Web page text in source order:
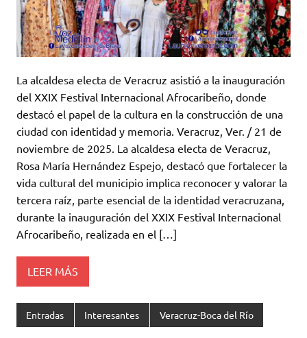
La alcaldesa electa de Veracruz asistió a la inauguración
del XXIX Festival Internacional Afrocaribeño, donde
destacó el papel de la cultura en la construcción de una
ciudad con identidad y memoria. Veracruz, Ver. / 21 de
noviembre de 2025. La alcaldesa electa de Veracruz,
Rosa María Hernández Espejo, destacó que fortalecer la
vida cultural del municipio implica reconocer y valorar la
tercera raíz, parte esencial de la identidad veracruzana,
durante la inauguración del XXIX Festival Internacional
Afrocaribeño, realizada en el […]
LEER MÁS
Entradas Interesantes Veracruz-Boca del Río